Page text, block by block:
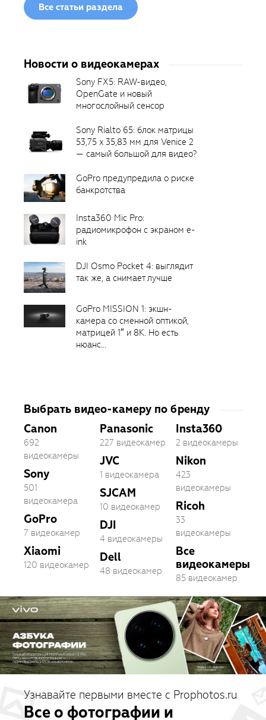
Все статьи раздела
Новости о видеокамерах
Sony FX5: RAW-видео,
OpenGate и новый
многослойный сенсор
Sony Rialto 65: блок матрицы
53,75 x 35,83 мм для Venice 2
— самый большой для видео?
GoPro предупредила о риске
банкротства
Insta360 Mic Pro:
радиомикрофон с экраном e-
ink
DJI Osmo Pocket 4: выглядит
так же, а снимает лучше
GoPro MISSION 1: экшн-
камера со сменной оптикой,
матрицей 1″ и 8K. Но есть
нюанс...
Выбрать видео-камеру по бренду
Canon
692
видеокамеры
Sony
501
видеокамера
GoPro
7 видеокамер
Xiaomi
120 видеокамер
Panasonic
227 видеокамер
JVC
1 видеокамера
SJCAM
10 видеокамер
DJI
4 видеокамеры
Dell
48 видеокамер
Insta360
2 видеокамеры
Nikon
423
видеокамеры
Ricoh
33
видеокамеры
Все
видеокамеры
85 видеокамер
Узнавайте первыми вместе с Prophotos.ru
Все о фотографии и